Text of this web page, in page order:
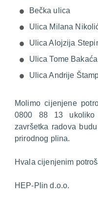
Bečka ulica
Ulica Milana
Ulica Alojzija
Ulica Tome Bakaća
Ulica Andrije
Molimo cijenjene
0800 88 13 ukoliko
završetka radova
prirodnog plina.
Hvala cijenjenim
HEP-Plin d.o.o.